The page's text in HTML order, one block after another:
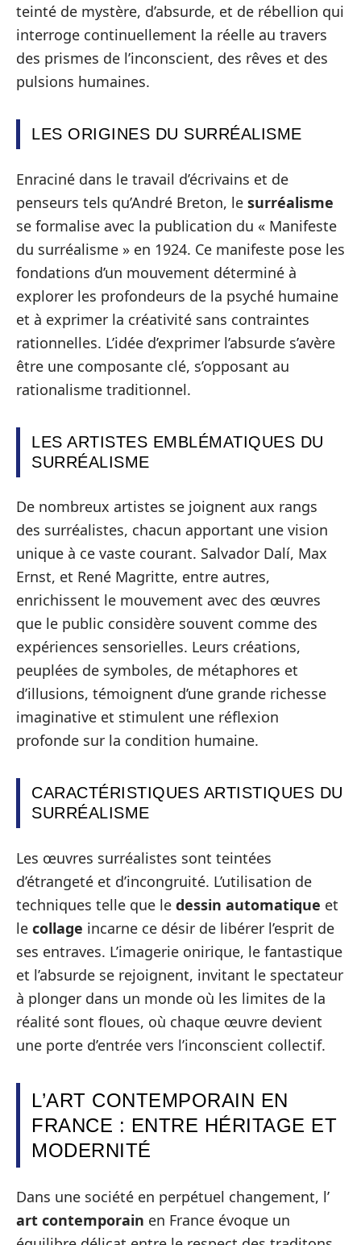
teinté de mystère, d’absurde, et de rébellion qui
interroge continuellement la réelle au travers
des prismes de l’inconscient, des rêves et des
pulsions humaines.
LES ORIGINES DU SURRÉALISME
Enraciné dans le travail d’écrivains et de
penseurs tels qu’André Breton, le surréalisme
se formalise avec la publication du « Manifeste
du surréalisme » en 1924. Ce manifeste pose les
fondations d’un mouvement déterminé à
explorer les profondeurs de la psyché humaine
et à exprimer la créativité sans contraintes
rationnelles. L’idée d’exprimer l’absurde s’avère
être une composante clé, s’opposant au
rationalisme traditionnel.
LES ARTISTES EMBLÉMATIQUES DU
SURRÉALISME
De nombreux artistes se joignent aux rangs
des surréalistes, chacun apportant une vision
unique à ce vaste courant. Salvador Dalí, Max
Ernst, et René Magritte, entre autres,
enrichissent le mouvement avec des œuvres
que le public considère souvent comme des
expériences sensorielles. Leurs créations,
peuplées de symboles, de métaphores et
d’illusions, témoignent d’une grande richesse
imaginative et stimulent une réflexion
profonde sur la condition humaine.
CARACTÉRISTIQUES ARTISTIQUES DU
SURRÉALISME
Les œuvres surréalistes sont teintées
d’étrangeté et d’incongruité. L’utilisation de
techniques telle que le dessin automatique et
le collage incarne ce désir de libérer l’esprit de
ses entraves. L’imagerie onirique, le fantastique
et l’absurde se rejoignent, invitant le spectateur
à plonger dans un monde où les limites de la
réalité sont floues, où chaque œuvre devient
une porte d’entrée vers l’inconscient collectif.
L’ART CONTEMPORAIN EN
FRANCE : ENTRE HÉRITAGE ET
MODERNITÉ
Dans une société en perpétuel changement, l’
art contemporain en France évoque un